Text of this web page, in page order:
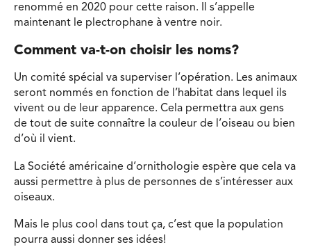
renommé en 2020 pour cette raison. Il s’appelle
maintenant le plectrophane à ventre noir.
Comment va-t-on choisir les noms?
Un comité spécial va superviser l’opération. Les animaux
seront nommés en fonction de l’habitat dans lequel ils
vivent ou de leur apparence. Cela permettra aux gens
de tout de suite connaître la couleur de l’oiseau ou bien
d’où il vient.
La Société américaine d’ornithologie espère que cela va
aussi permettre à plus de personnes de s’intéresser aux
oiseaux.
Mais le plus cool dans tout ça, c’est que la population
pourra aussi donner ses idées!